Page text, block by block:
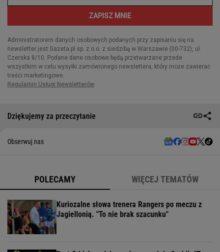
Dziękujemy za przeczytanie
Obserwuj nas
POLECAMY WIĘCEJ TEMATÓW
Kuriozalne słowa trenera Rangers po meczu z
Jagiellonią. "To nie brak szacunku"